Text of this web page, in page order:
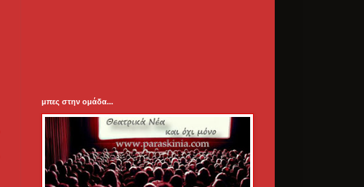
μπες στην ομάδα...